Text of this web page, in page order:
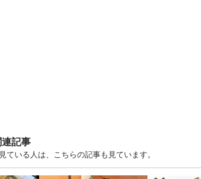
記事
いる人は、こちらの記事も見ています。